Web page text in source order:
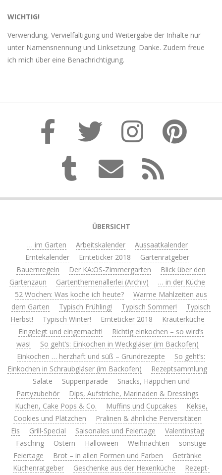
WICHTIG!
Verwendung, Vervielfältigung und Weitergabe der Inhalte nur
unter Namensnennung und Linksetzung. Danke. Zudem freue
ich mich über eine Benachrichtigung.
ÜBERSICHT
… im Garten
Arbeitskalender
Aussaatkalender
Erntekalender
Ernteticker 2018
Gartenratgeber
Bauernregeln
Der KA:OS-Zimmergarten
Blick über den
Gartenzaun
Gartenthemenallerlei (Archiv)
… in der Küche
52 Wochen: Was koche ich heute?
Warme Mahlzeiten aus
dem Garten
Typisch Frühling! Typisch Sommer!
Typisch
Herbst!
Typisch Winter! Ernteticker 2018
Kräuterküche
Eingelegt und eingemacht!
Richtig einkochen – so wird’s
was!
So geht’s: Einkochen in Weckgläser (im Backofen)
Einkochen … herzhaft und süß – Grundrezepte
So geht’s:
Einkochen in Schraubgläser (im Backofen)
Rezeptsammlung
Salate
Suppenparade
Snacks, Häppchen und
Partyzubehör
Dips, Aufstriche, Marinaden & Dressings
Kuchen, Cake Pops & Co.
Muffins und Cupcakes
Kekse,
Cookies und Plätzchen
Pralinen & ähnliche Perversitäten
Eis
Grill-Special Saisonales und Feiertage
Valentinstag
Fasching
Ostern Halloween Weihnachten
sonstige
Feiertage
Brot – in allen Formen und Farben
Getränke
Küchenratgeber
Geschenke aus der Hexenküche
Rezept-